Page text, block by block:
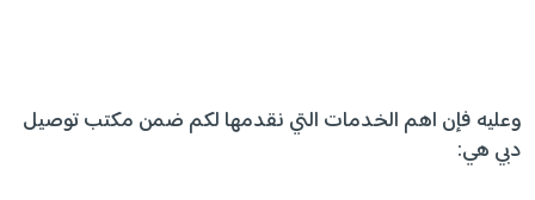
وعليه فإن اهم الخدمات التي نقدمها لكم ضمن مكتب توصيل
دبي هي: